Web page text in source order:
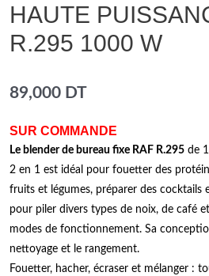
HAUTE
R.295 1000 W
89,000 DT
SUR COMMANDE
Le blender de bureau fixe RAF R.295 de
2 en 1 est idéal pour fouetter des
fruits et légumes, préparer des cocktails
pour piler divers types de noix, de café
modes de fonctionnement. Sa
nettoyage et le rangement.
Fouetter, hacher, écraser et mélanger :